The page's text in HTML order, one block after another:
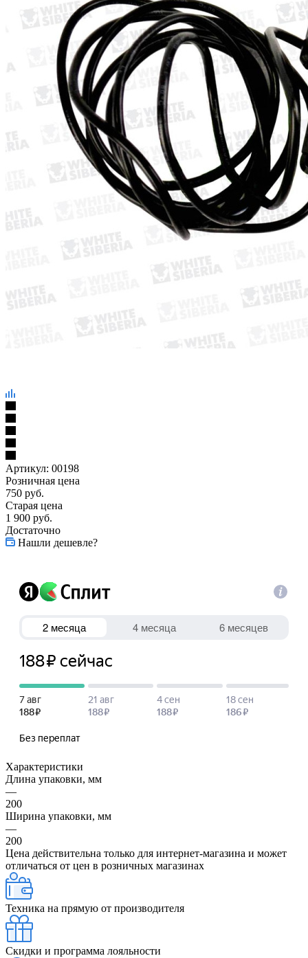
Артикул: 00198
Розничная цена
750 руб.
Старая цена
1 900 руб.
Достаточно
Нашли дешевле?
Характеристики
Длина упаковки, мм
—
200
Ширина упаковки, мм
—
200
Цена действительна только для интернет-магазина и может
отличаться от цен в розничных магазинах
Техника на прямую от производителя
Скидки и программа лояльности